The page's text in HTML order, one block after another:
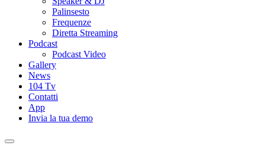
Palinsesto
Frequenze
Diretta Streaming
Podcast
Podcast Video
Gallery
News
104 Tv
Contatti
App
Invia la tua demo